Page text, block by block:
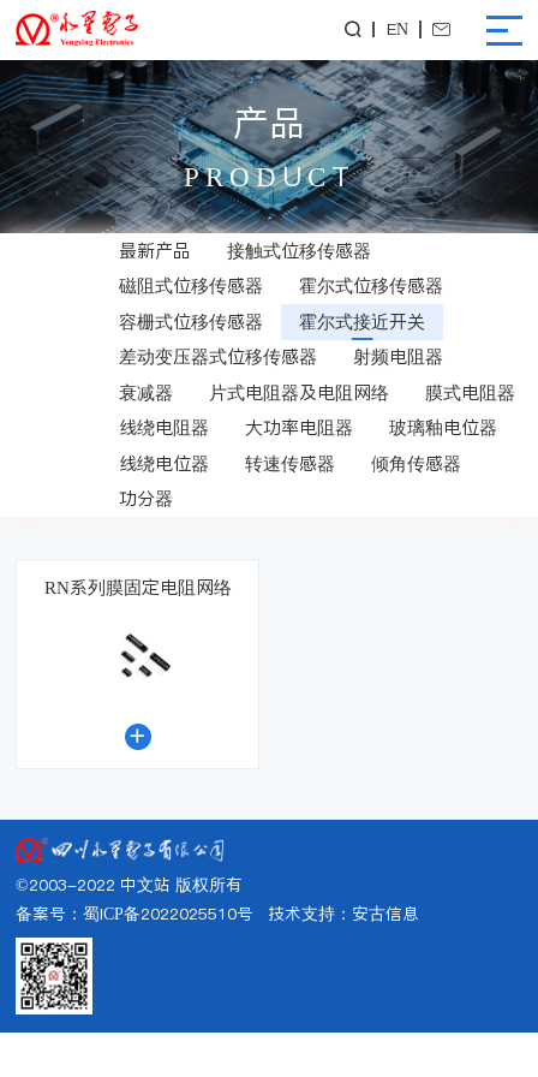
 EN 
产品
PRODUCT
最新产品
接触式位移传感器
磁阻式位移传感器
霍尔式位移传感器
容栅式位移传感器
霍尔式接近开关
差动变压器式位移传感器
射频电阻器
衰减器
片式电阻器及电阻网络
膜式电阻器
线绕电阻器
大功率电阻器
玻璃釉电位器
线绕电位器
转速传感器
倾角传感器
功分器
RN系列膜固定电阻网络

©2003-2022 中文站 版权所有
备案号：蜀ICP备2022025510号 技术支持： 安古信息